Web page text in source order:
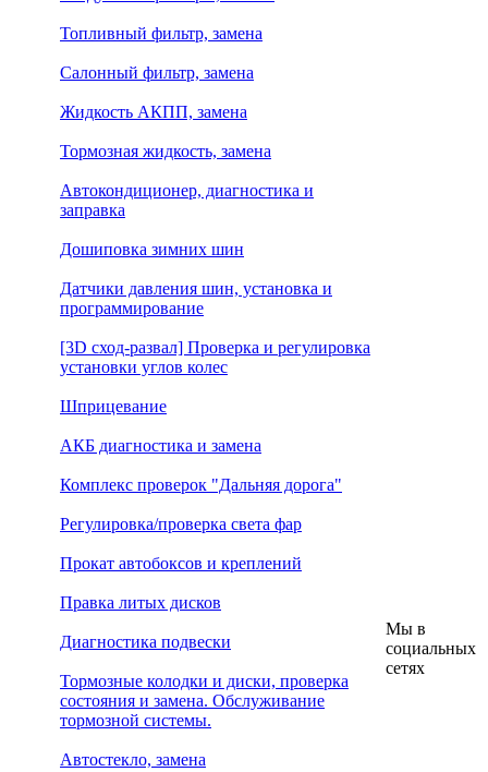
Топливный фильтр, замена
Салонный фильтр, замена
Жидкость АКПП, замена
Тормозная жидкость, замена
Автокондиционер, диагностика и
заправка
Дошиповка зимних шин
Датчики давления шин, установка и
программирование
[3D сход-развал] Проверка и регулировка
установки углов колес
Шприцевание
АКБ диагностика и замена
Комплекс проверок "Дальняя дорога"
Регулировка/проверка света фар
Прокат автобоксов и креплений
Правка литых дисков
Диагностика подвески
Тормозные колодки и диски, проверка
состояния и замена. Обслуживание
тормозной системы.
Автостекло, замена
Мы в
социальных
сетях